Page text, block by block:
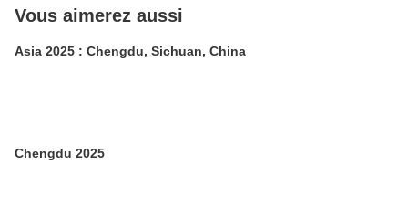
Vous aimerez aussi
Asia 2025 : Chengdu, Sichuan, China
Chengdu 2025